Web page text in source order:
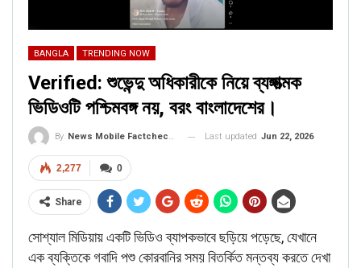
Fact Check: Old Pictures Of Indian Flag Being
Disrespected Falsely Linked To Ongoing Farmers’
Protest;…
BANGLA TRENDING NOW
Verified: শুভেন্দু অধিকারীকে নিয়ে ব্যঙ্গাত্মক
ভিডিওটি পশ্চিমবঙ্গ নয়, বরং বাংলাদেশের।
By News Mobile Factcheck Bureau Last updated Jun 22, 2026
0
2,277
Share
সোশ্যাল মিডিয়ায় একটি ভিডিও ব্যাপকভাবে ছড়িয়ে পড়েছে, যেখানে
এক ব্যক্তিকে গবাদি পশু কোরবানির সময় বিতর্কিত মন্তব্য করতে দেখা